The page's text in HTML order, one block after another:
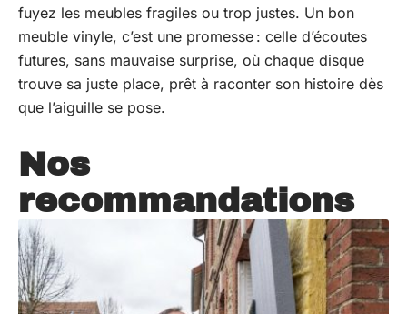
fuyez les meubles fragiles ou trop justes. Un bon
meuble vinyle, c’est une promesse : celle d’écoutes
futures, sans mauvaise surprise, où chaque disque
trouve sa juste place, prêt à raconter son histoire dès
que l’aiguille se pose.
Nos
recommandations